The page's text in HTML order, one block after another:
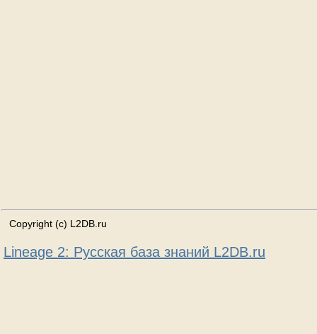
Copyright (c) L2DB.ru
Lineage 2: Русская база знаний L2DB.ru